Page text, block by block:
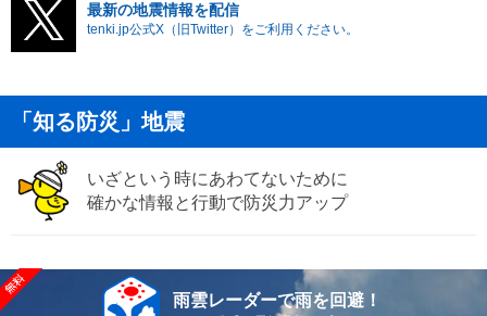
最新の地震情報を配信
tenki.jp公式X（旧Twitter）をご利用ください。
「知る防災」地震
いざという時にあわてないために
確かな情報と行動で防災力アップ
雨雲レーダーで雨を回避！